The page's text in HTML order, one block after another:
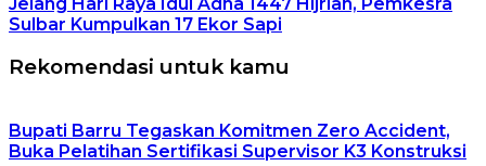
Sulbar Kumpulkan 17 Ekor Sapi
Rekomendasi untuk kamu
Bupati Barru Tegaskan Komitmen Zero Accident,
Buka Pelatihan Sertifikasi Supervisor K3 Konstruksi